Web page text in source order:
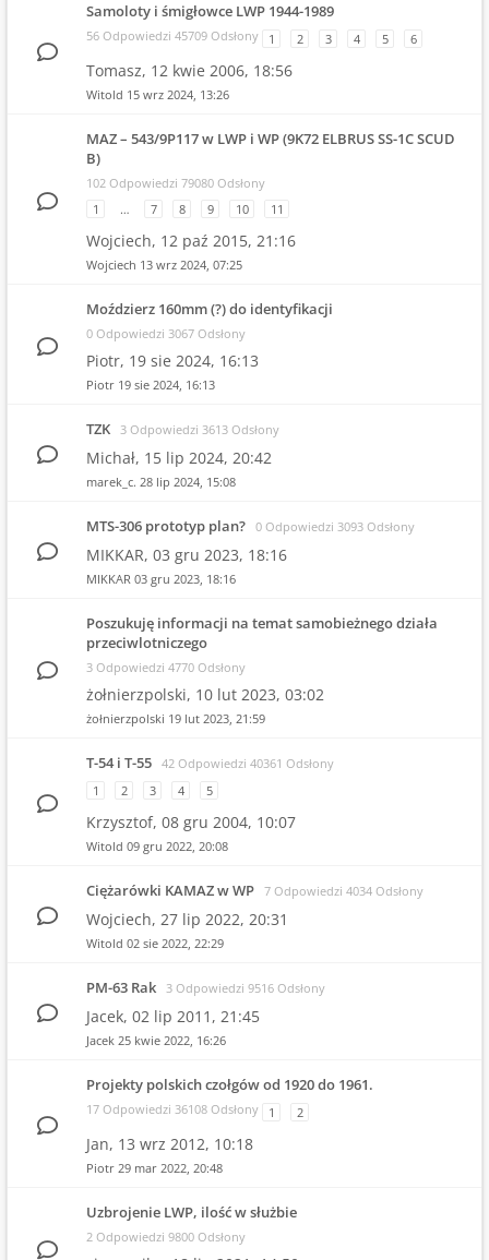
Samoloty i śmigłowce LWP 1944-1989
56 Odpowiedzi 45709 Odsłony 1 2 3 4 5 6
Tomasz, 12 kwie 2006, 18:56
Witold 15 wrz 2024, 13:26
MAZ – 543/9P117 w LWP i WP (9K72 ELBRUS SS-1C SCUD
B)
102 Odpowiedzi 79080 Odsłony
1
… 7 8 9 10 11
Wojciech, 12 paź 2015, 21:16
Wojciech 13 wrz 2024, 07:25
Moździerz 160mm (?) do identyfikacji
0 Odpowiedzi 3067 Odsłony
Piotr, 19 sie 2024, 16:13
Piotr 19 sie 2024, 16:13
TZK 3 Odpowiedzi 3613 Odsłony
Michał, 15 lip 2024, 20:42
marek_c. 28 lip 2024, 15:08
MTS-306 prototyp plan? 0 Odpowiedzi 3093 Odsłony
MIKKAR, 03 gru 2023, 18:16
MIKKAR 03 gru 2023, 18:16
Poszukuję informacji na temat samobieżnego działa
przeciwlotniczego
3 Odpowiedzi 4770 Odsłony
żołnierzpolski, 10 lut 2023, 03:02
żołnierzpolski 19 lut 2023, 21:59
T-54 i T-55 42 Odpowiedzi 40361 Odsłony
1
2 3 4 5
Krzysztof, 08 gru 2004, 10:07
Witold 09 gru 2022, 20:08
Ciężarówki KAMAZ w WP 7 Odpowiedzi 4034 Odsłony
Wojciech, 27 lip 2022, 20:31
Witold 02 sie 2022, 22:29
PM-63 Rak 3 Odpowiedzi 9516 Odsłony
Jacek, 02 lip 2011, 21:45
Jacek 25 kwie 2022, 16:26
Projekty polskich czołgów od 1920 do 1961.
17 Odpowiedzi 36108 Odsłony 1 2
Jan, 13 wrz 2012, 10:18
Piotr 29 mar 2022, 20:48
Uzbrojenie LWP, ilość w służbie
2 Odpowiedzi 9800 Odsłony